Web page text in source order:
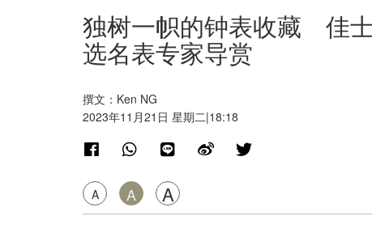
独树一帜的钟表收藏 佳
选名表专家导赏
撰文：Ken NG
2023年11月21日 星期二|18:18
A A A